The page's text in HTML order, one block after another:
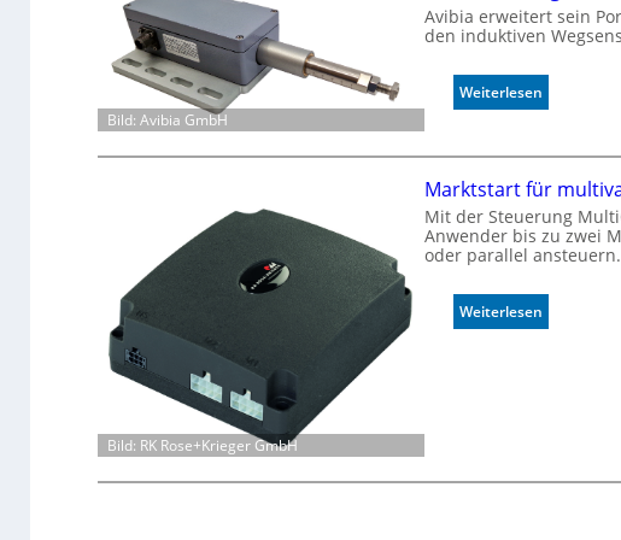
l
e
t
2
n
4
A
Bild: Avibia GmbH
Avibia erweitert sein
den induktiven
Weiterlesen
I
d
u
t
i
e
s
Bild: RK Rose+Krieger GmbH
Marktstart für
Mit der Steuerung
Anwender bis zu zwei
oder parallel ansteuern.
Weiterlesen
M